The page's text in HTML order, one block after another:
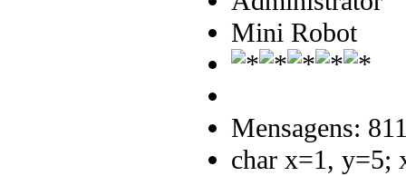
Mini Robot
Mensagens:
char x=1, y=5;